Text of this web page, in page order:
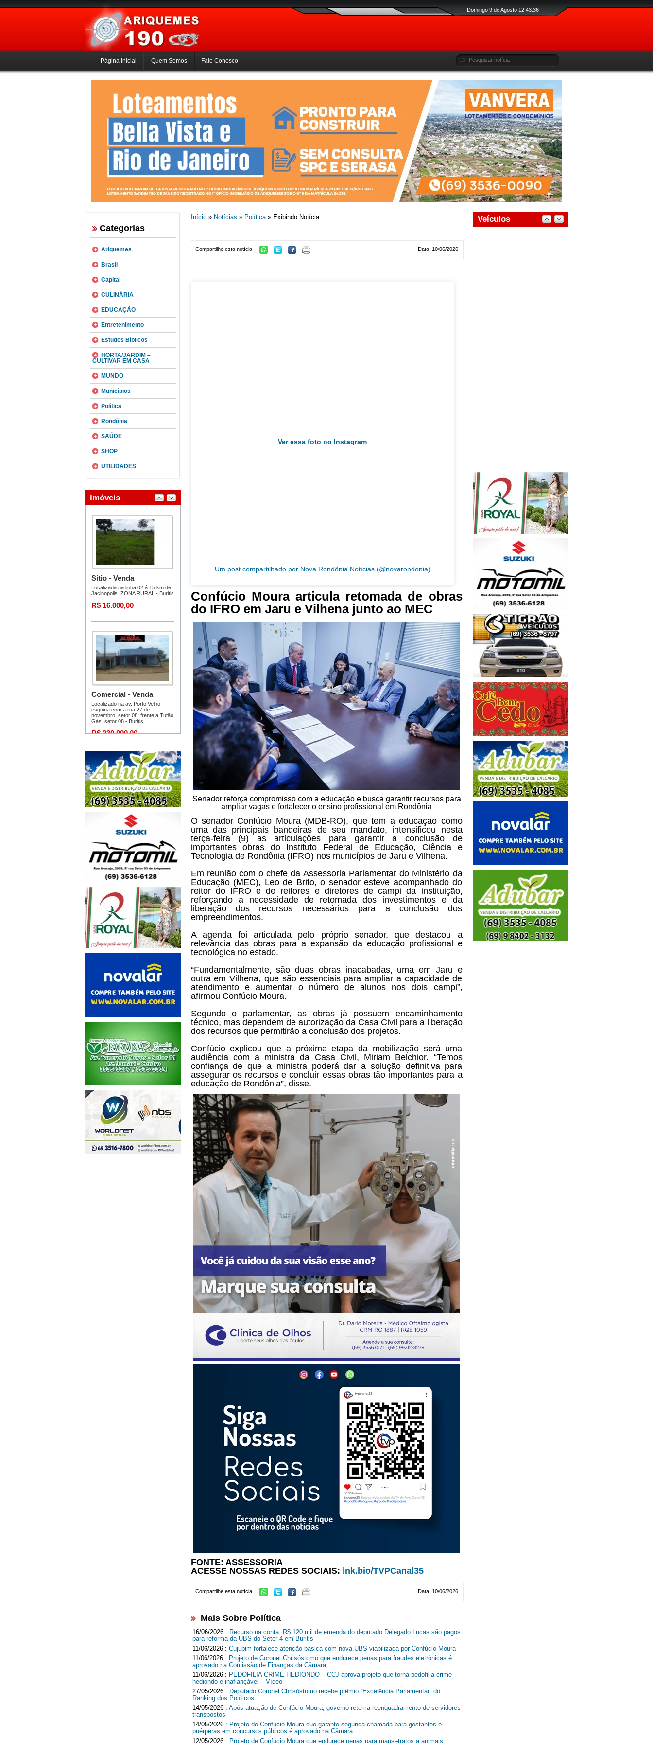
Domingo 9 de Agosto 12:43:37
Página Inicial Quem Somos Fale Conosco
Categorias
Ariquemes
Brasil
Capital
CULINÁRIA
EDUCAÇÃO
Entretenimento
Estudos Bíblicos
HORTA/JARDIM –
CULTIVAR EM CASA
MUNDO
Municípios
Política
Rondônia
SAÚDE
SHOP
UTILIDADES
Início» Notícias » Política» Exibindo Notícia
Data: 10/06/2026
Compartilhe esta notícia
Ver essa foto no Instagram
Um post compartilhado por Nova Rondônia Notícias (@novarondonia)
Confúcio Moura articula retomada de obras
do IFRO em Jaru e Vilhena junto ao MEC
Senador reforça compromisso com a educação e busca garantir recursos para
ampliar vagas e fortalecer o ensino profissional em Rondônia
O senador Confúcio Moura (MDB-RO), que tem a educação como
uma das principais bandeiras de seu mandato, intensificou nesta
terça-feira (9) as articulações para garantir a conclusão de
importantes obras do Instituto Federal de Educação, Ciência e
Tecnologia de Rondônia (IFRO) nos municípios de Jaru e Vilhena.
Em reunião com o chefe da Assessoria Parlamentar do Ministério da
Educação (MEC), Leo de Brito, o senador esteve acompanhado do
reitor do IFRO e de reitores e diretores de campi da instituição,
reforçando a necessidade de retomada dos investimentos e da
liberação dos recursos necessários para a conclusão dos
empreendimentos.
A agenda foi articulada pelo próprio senador, que destacou a
relevância das obras para a expansão da educação profissional e
tecnológica no estado.
“Fundamentalmente, são duas obras inacabadas, uma em Jaru e
outra em Vilhena, que são essenciais para ampliar a capacidade de
atendimento e aumentar o número de alunos nos dois campi”,
afirmou Confúcio Moura.
Segundo o parlamentar, as obras já possuem encaminhamento
técnico, mas dependem de autorização da Casa Civil para a liberação
dos recursos que permitirão a conclusão dos projetos.
Confúcio explicou que a próxima etapa da mobilização será uma
audiência com a ministra da Casa Civil, Miriam Belchior. “Temos
confiança de que a ministra poderá dar a solução definitiva para
assegurar os recursos e concluir essas obras tão importantes para a
educação de Rondônia”, disse.
FONTE: ASSESSORIA
ACESSE NOSSAS REDES SOCIAIS: lnk.bio/TVPCanal35
Data: 10/06/2026
Compartilhe esta notícia
Mais Sobre Política
16/06/2026 : Recurso na conta: R$ 120 mil de emenda do deputado Delegado Lucas são pagos
para reforma da UBS do Setor 4 em Buritis
11/06/2026 : Cujubim fortalece atenção básica com nova UBS viabilizada por Confúcio Moura
11/06/2026 : Projeto de Coronel Chrisóstomo que endurece penas para fraudes eletrônicas é
aprovado na Comissão de Finanças da Câmara
11/06/2026 : PEDOFILIA CRIME HEDIONDO – CCJ aprova projeto que torna pedofilia crime
hediondo e inafiançável – Vídeo
27/05/2026 : Deputado Coronel Chrisóstomo recebe prêmio “Excelência Parlamentar” do
Ranking dos Políticos
14/05/2026 : Após atuação de Confúcio Moura, governo retoma reenquadramento de servidores
transpostos
14/05/2026 : Projeto de Confúcio Moura que garante segunda chamada para gestantes e
puérperas em concursos públicos é aprovado na Câmara
12/05/2026 : Projeto de Confúcio Moura que endurece penas para maus–tratos a animais